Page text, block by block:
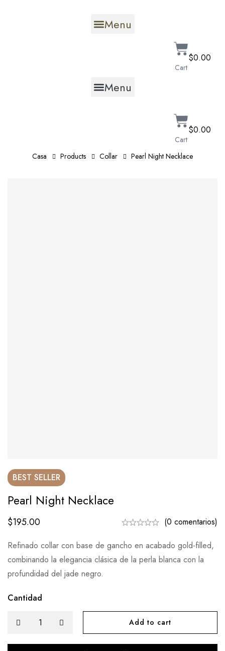
Menu
$0.00
Cart
Menu
$0.00
Cart
Casa
Products Collar Pearl Night Necklace
BEST SELLER
Pearl Night Necklace
$195.00 (0 comentarios)
Refinado collar con base de gancho en acabado gold-filled,
combinando la elegancia clásica de la perla blanca con la
profundidad del jade negro.
Cantidad
Pearl
Necklace
Add to cart